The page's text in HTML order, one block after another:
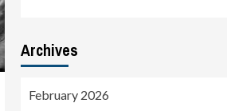
Archives
February 2026